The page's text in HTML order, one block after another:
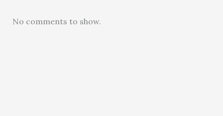
No comments to show.